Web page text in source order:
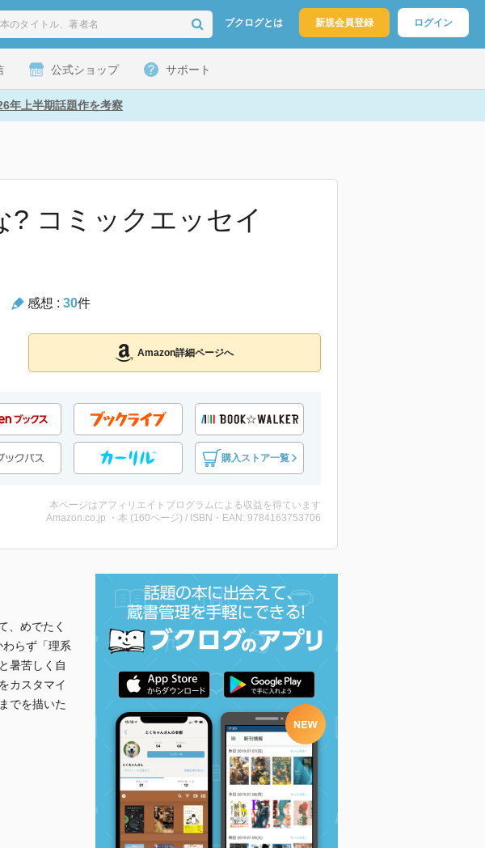
ブクログとは 新規会員登録 ログイン
公式ショップ サポート
年上半期話題作を考察
? コミックエッセイ
感想 : 30件
Amazon詳細ページへ
購入ストア一覧
本ページはアフィリエイトプログラムによる収益を得ています
Amazon.co.jp ・本 (160ページ) / ISBN・EAN: 9784163753706
、めでたく
らず「理系
暑苦しく自
カスタマイ
でを描いた